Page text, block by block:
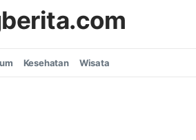
Kesehatan Wisata